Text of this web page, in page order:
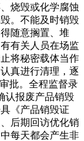
烧毁或化学腐蚀
。不能及时销毁
随意搁置、堆
有关人员在场监
将秘密载体当作
真进行清理，逐
批。全程监督录
认报废产品销毁
《产品销毁证
后期回访优化销
每天都会产生非